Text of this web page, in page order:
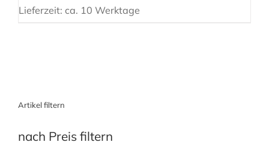
Lieferzeit: ca. 10 Werktage
Artikel filtern
nach Preis filtern